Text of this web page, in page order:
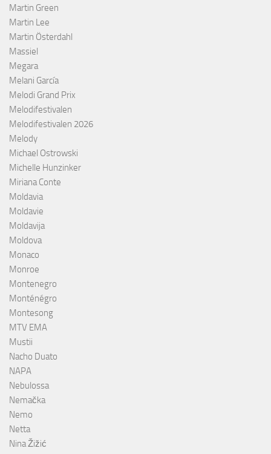
Martin Green
Martin Lee
Martin Österdahl
Massiel
Megara
Melani García
Melodi Grand Prix
Melodifestivalen
Melodifestivalen 2026
Melody
Michael Ostrowski
Michelle Hunzinker
Miriana Conte
Moldavia
Moldavie
Moldavija
Moldova
Monaco
Monroe
Montenegro
Monténégro
Montesong
MTV EMA
Mustii
Nacho Duato
NAPA
Nebulossa
Nemačka
Nemo
Netta
Nina Žižić